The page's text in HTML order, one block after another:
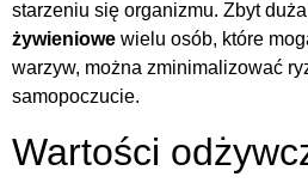
starzeniu się organizmu. Zbyt
żywieniowe wielu osób, które
warzyw, można zminimalizować
samopoczucie.
Wartości